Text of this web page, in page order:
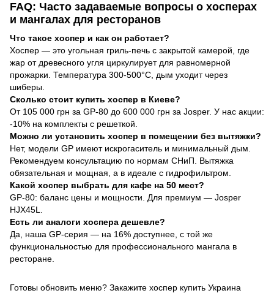
FAQ: Часто задаваемые вопросы о хосперах
и мангалах для ресторанов
Что такое хоспер и как он работает?
Хоспер — это угольная гриль-печь с закрытой камерой, где
жар от древесного угля циркулирует для равномерной
прожарки. Температура 300-500°C, дым уходит через
шиберы.
Сколько стоит купить хоспер в Киеве?
От 105 000 грн за GP-80 до 600 000 грн за Josper. У нас акции:
-10% на комплекты с решеткой.
Можно ли установить хоспер в помещении без вытяжки?
Нет, модели GP имеют искрогаситель и минимальный дым.
Рекомендуем консультацию по нормам СНиП. Вытяжка
обязательная и мощная, а в идеале с гидрофильтром.
Какой хоспер выбрать для кафе на 50 мест?
GP-80: баланс цены и мощности. Для премиум — Josper
HJX45L.
Есть ли аналоги хоспера дешевле?
Да, наша GP-серия — на 16% доступнее, с той же
функциональностью для профессионального мангала в
ресторане.
Готовы обновить меню? Закажите хоспер купить Украина